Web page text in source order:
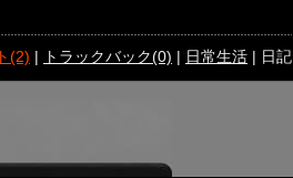
(2) | トラックバック(0) | 日常生活 | 日記